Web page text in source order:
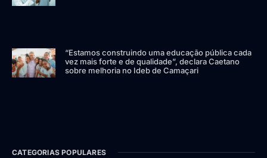
“Estamos construindo uma educação pública cada
vez mais forte e de qualidade”, declara Caetano
sobre melhoria no Ideb de Camaçari
CATEGORIAS POPULARES